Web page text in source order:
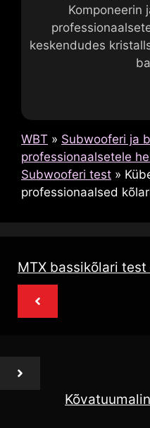
Komponeerin
keskendudes
WBT » Subwooferi ja
professionaalsetele
Subwooferi test »
professionaalsed
MTX bassikõlari